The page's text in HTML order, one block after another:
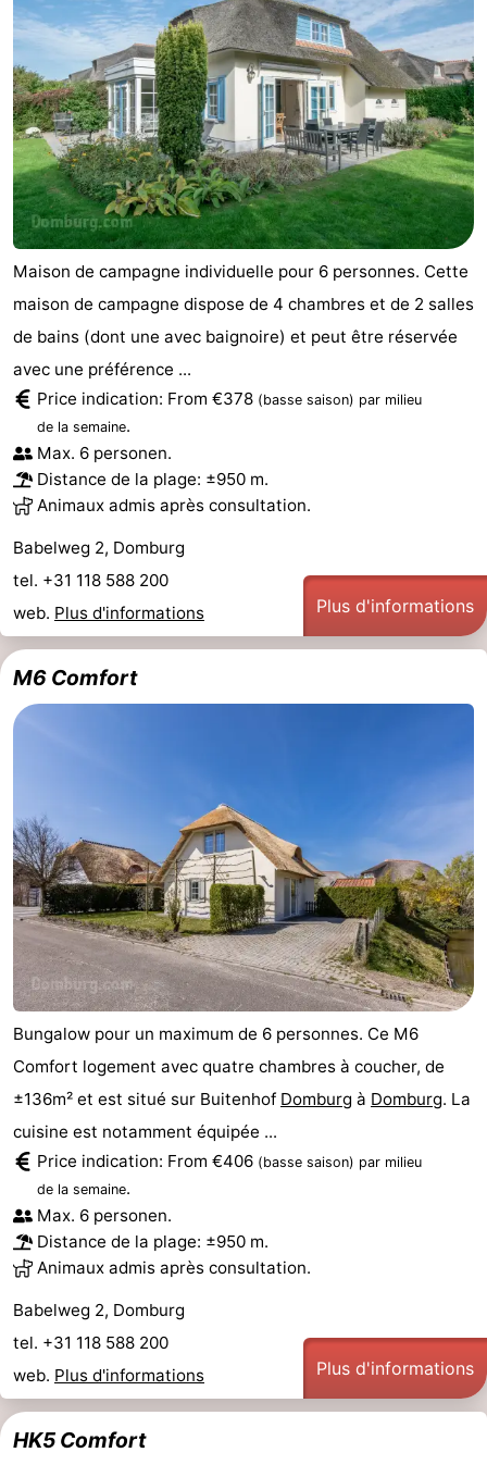
Maison de campagne individuelle pour 6 personnes. Cette
maison de campagne dispose de 4 chambres et de 2 salles
de bains (dont une avec baignoire) et peut être réservée
avec une préférence ...
Price indication: From €378 (basse saison) par milieu
de la semaine.
Max. 6 personen.
Distance de la plage: ±950 m.
Animaux admis après consultation.
Babelweg 2, Domburg
tel. +31 118 588 200
web. Plus d'informations Plus d'informations
M6 Comfort
Bungalow pour un maximum de 6 personnes. Ce M6
Comfort logement avec quatre chambres à coucher, de
±136m² et est situé sur Buitenhof Domburg à Domburg. La
cuisine est notamment équipée ...
Price indication: From €406 (basse saison) par milieu
de la semaine.
Max. 6 personen.
Distance de la plage: ±950 m.
Animaux admis après consultation.
Babelweg 2, Domburg
tel. +31 118 588 200
web. Plus d'informations Plus d'informations
HK5 Comfort